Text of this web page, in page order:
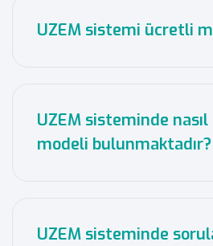
UZEM sistemi ücretli
UZEM sisteminde
modeli bulunmaktadır?
UZEM sisteminde